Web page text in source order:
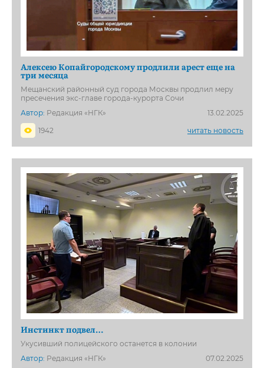
Алексею Копайгородскому продлили арест еще на
три месяца
Мещанский районный суд города Москвы продлил меру
пресечения экс-главе города-курорта Сочи
Автор: Редакция «НГК»
13.02.2025
1942
читать новость
Инстинкт подвел…
Укусивший полицейского останется в колонии
Автор: Редакция «НГК»
07.02.2025